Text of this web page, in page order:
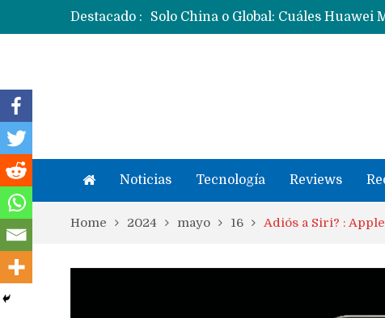
Destacado :
Noticias Tecnología Reviews
Home 2024 mayo 16 Adiós a Siri? :